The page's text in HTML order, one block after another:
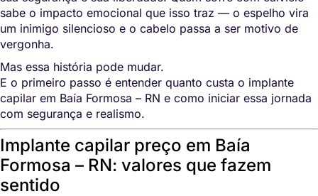
sabe o impacto emocional que isso traz — o espelho vira
um inimigo silencioso e o cabelo passa a ser motivo de
vergonha.
Mas essa história pode mudar.
E o primeiro passo é entender quanto custa o implante
capilar em Baía Formosa – RN e como iniciar essa jornada
com segurança e realismo.
Implante capilar preço em Baía
Formosa – RN: valores que fazem
sentido